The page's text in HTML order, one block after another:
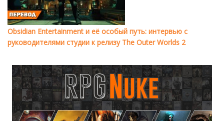
Obsidian Entertainment и её особый путь: интервью с
руководителями студии к релизу The Outer Worlds 2